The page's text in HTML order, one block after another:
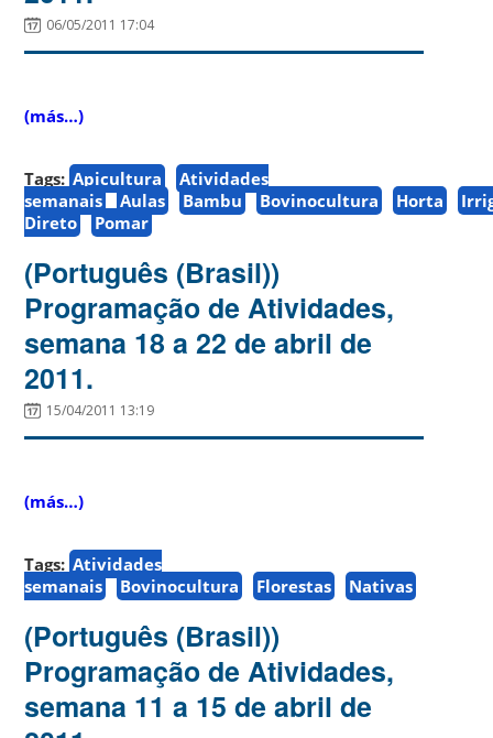
06/05/2011 17:04
(más…)
Tags: Apicultura
Atividades
semanais
Aulas Bambu Bovinocultura Horta
Direto
Pomar
(Português (Brasil))
Programação de Atividades,
semana 18 a 22 de abril de
2011.
15/04/2011 13:19
(más…)
Tags: Atividades
semanais
Bovinocultura Florestas Nativas
(Português (Brasil))
Programação de Atividades,
semana 11 a 15 de abril de